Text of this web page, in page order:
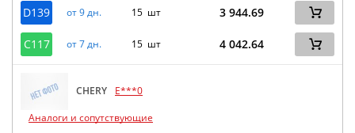
D139 от 9 дн. 15 шт 3 944.69
C117 от 7 дн. 15 шт 4 042.64
CHERY
E***0
Аналоги и сопутствующие